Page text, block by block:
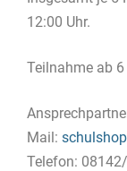
12:00 Uhr.
Teilnahme ab
Mail:
Telefon: